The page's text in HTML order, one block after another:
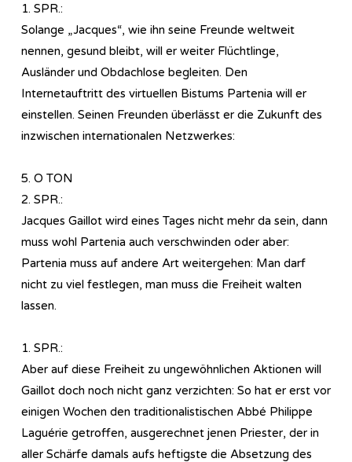
1. SPR.:
Solange „Jacques“, wie ihn seine Freunde weltweit
nennen, gesund bleibt, will er weiter Flüchtlinge,
Ausländer und Obdachlose begleiten. Den
Internetauftritt des virtuellen Bistums Partenia will er
einstellen. Seinen Freunden überlässt er die Zukunft des
inzwischen internationalen Netzwerkes:
5. O TON
2. SPR.:
Jacques Gaillot wird eines Tages nicht mehr da sein, dann
muss wohl Partenia auch verschwinden oder aber:
Partenia muss auf andere Art weitergehen: Man darf
nicht zu viel festlegen, man muss die Freiheit walten
lassen.
1. SPR.:
Aber auf diese Freiheit zu ungewöhnlichen Aktionen will
Gaillot doch noch nicht ganz verzichten: So hat er erst vor
einigen Wochen den traditionalistischen Abbé Philippe
Laguérie getroffen, ausgerechnet jenen Priester, der in
aller Schärfe damals aufs heftigste die Absetzung des